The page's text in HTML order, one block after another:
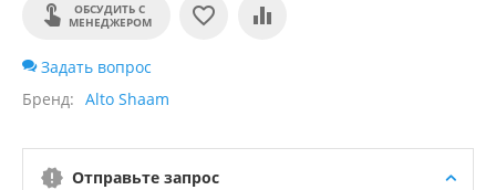
ОБСУДИТЬ С
МЕНЕДЖЕРОМ
Задать вопрос
Бренд
Alto Shaam
Отправьте запрос